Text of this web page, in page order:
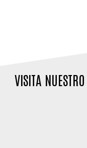
VISITA